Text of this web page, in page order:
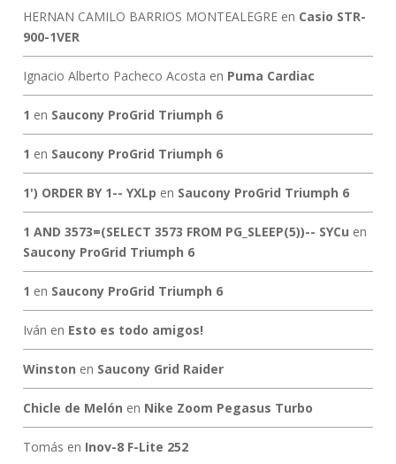
HERNAN CAMILO BARRIOS MONTEALEGREen Casio STR-
900-1VER
Ignacio Alberto Pacheco Acosta en Puma Cardiac
1 en Saucony ProGrid Triumph 6
1 en Saucony ProGrid Triumph 6
1') ORDER BY 1-- YXLp en Saucony ProGrid Triumph 6
1 AND 3573=(SELECT 3573 FROM PG_SLEEP(5))-- SYCu en
Saucony ProGrid Triumph 6
1 en Saucony ProGrid Triumph 6
Iván en Esto es todo amigos!
Winston en Saucony Grid Raider
Chicle de Melón en Nike Zoom Pegasus Turbo
Tomás en Inov-8 F-Lite 252